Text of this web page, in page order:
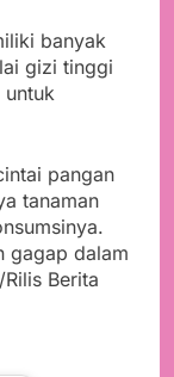
banyak
gizi tinggi
untuk
pangan
tanaman
gagap dalam
Berita